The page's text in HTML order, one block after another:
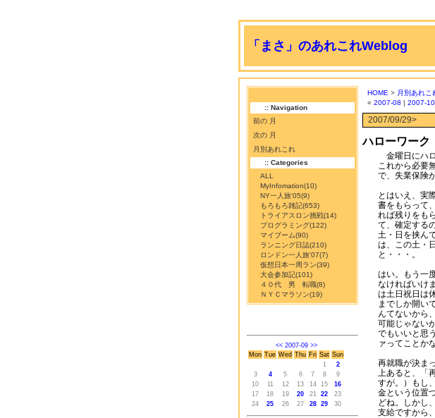
「まさ」のあれこれWeblog
:: Navigation
前の 月
次の 月
月別あれこれ
:: Categories
ALL
MyInfomation(10)
NY一人旅'05(9)
もろもろ雑記(653)
トライアスロン挑戦(14)
プログラミング(122)
マイブーム(90)
ランニング日誌(210)
ロンドン一人旅'07(7)
仮想日本一周ラン(39)
大会参加記(101)
４０代 男 転職(8)
ＮＹＣマラソン(19)
<< 2007-09 >>
Mon Tue Wed Thu Fri Sat Sun
1
2
3
4 5 6 7 8
9
10
11 12 13 14 15
16
17
18 19 20 21 22
23
24
25 26 27 28 29 30
HOME > 月別あれこ
« 2007-08 | 2007-10
2007/09/29>
ハローワー
金曜日にハ
これから必要
で、失業保険
とはいえ、実
書をもらって
れば残りをも
て、確定する
土・日を挟ん
は、この土・
と・・・。
はい。もう一
なければいけ
は土日祝日は
までしか開い
んてないから
可能じゃない
でもいいと思
ァってことかな
再就職が決ま
上あると、「
すが。）もし
金という位置
どね。しかし
支給ですから